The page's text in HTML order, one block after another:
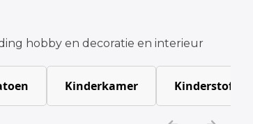
hobby en decoratie en interieur
Kinderkamer Kinderstoffen